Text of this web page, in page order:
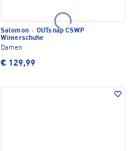
Salomon · OUTsnap CSWP
Winterschuhe
Damen
€ 129,99